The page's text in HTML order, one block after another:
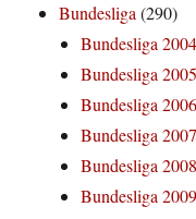
Bundesliga(290)
Bundesliga
Bundesliga
Bundesliga
Bundesliga
Bundesliga
Bundesliga